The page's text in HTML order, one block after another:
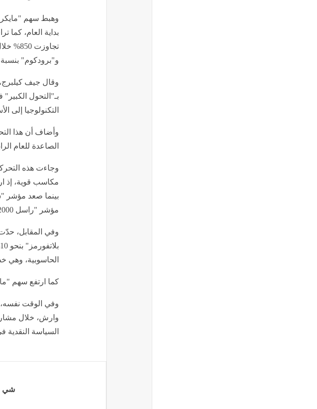
و"برودكوم" بنسبة 2%.
وقال جيف
بـ"التحول
التكنولوجيا إلى
وأضاف أن هذا
الصاعدة للعام
مؤشر "راسل 2000" للشركات الصغيرة بنحو 22%، محققًا أفضل أداء للنصف الأول منذ عام 1991.
وفي المقابل،
الحاسوبية، وهي
كما ارتفع سهم "مايكروسوفت"
وفي الوقت
وارش، خلال
السياسة النقدية
شي